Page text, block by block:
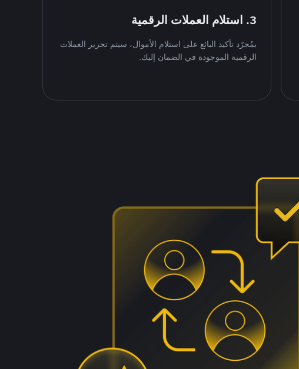
3. استلام العملات الرقمية
بمُجرّد تأكيد البائع على استلام الأموال، سيتم تحرير العملات
الرقمية الموجودة في الضمان إليك.